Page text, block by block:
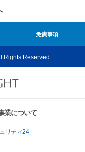
免責事項
Rights Reserved.
業について
リティ24」